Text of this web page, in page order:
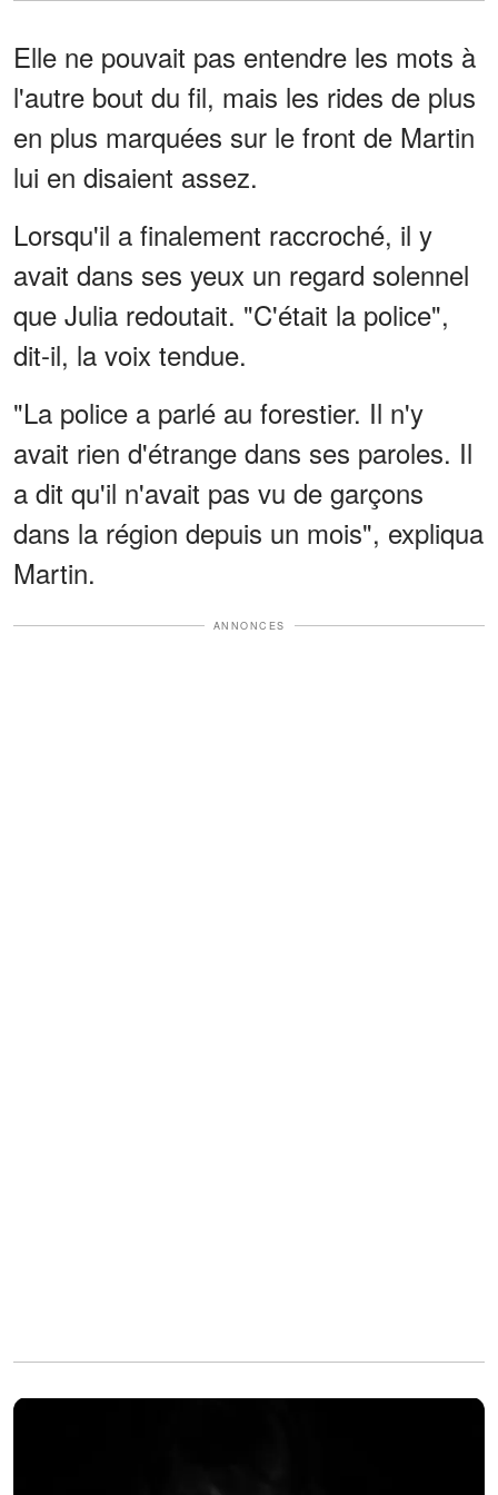
Elle ne pouvait pas entendre les mots à
l'autre bout du fil, mais les rides de plus
en plus marquées sur le front de Martin
lui en disaient assez.
Lorsqu'il a finalement raccroché, il y
avait dans ses yeux un regard solennel
que Julia redoutait. "C'était la police",
dit-il, la voix tendue.
"La police a parlé au forestier. Il n'y
avait rien d'étrange dans ses paroles. Il
a dit qu'il n'avait pas vu de garçons
dans la région depuis un mois", expliqua
Martin.
ANNONCES